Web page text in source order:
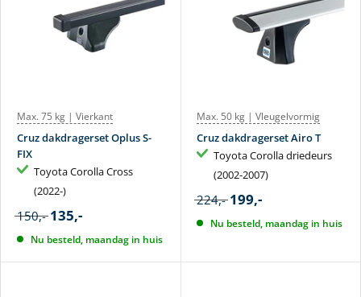
Max. 75 kg | Vierkant
Cruz dakdragerset Oplus S-
FIX
Toyota Corolla Cross
(2022-)
150,- 135,-
Nu besteld, maandag in huis
Max. 50 kg | Vleugelvormig
Cruz dakdragerset Airo T
Toyota Corolla driedeurs
(2002-2007)
224,- 199,-
Nu besteld, maandag in huis